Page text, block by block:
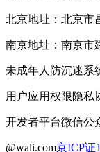
北京地址：北京市
南京地址：南京市
未成年人防沉迷系
用户应用权限隐私
开发者平台微信公
@wali.com京ICP证